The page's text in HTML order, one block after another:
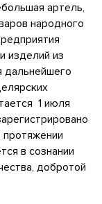
артель,
народного
изделий из
дальнейшего
1 июля
протяжении
в сознании
добротой